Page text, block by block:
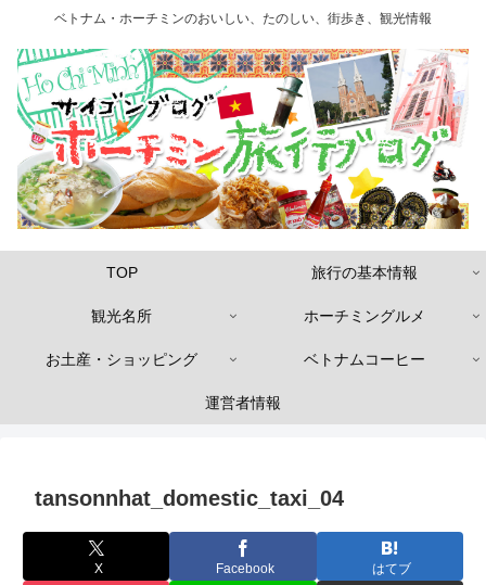
ベトナム・ホーチミンのおいしい、たのしい、街歩き、観光情報
TOP 旅行の基本情報
観光名所 ホーチミングルメ
お土産・ショッピング ベトナムコーヒー
運営者情報
tansonnhat_domestic_taxi_04
X Facebook はてブ